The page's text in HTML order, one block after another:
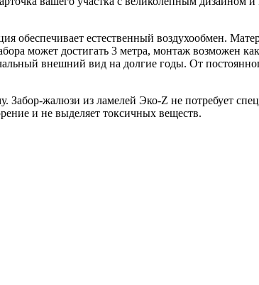
обеспечивает естественный воздухообмен.
может достигать 3 метра, монтаж возможен
внешний вид на долгие годы. От
Забор-жалюзи из ламелей Эко-Z не потребует
и не выделяет токсичных веществ.